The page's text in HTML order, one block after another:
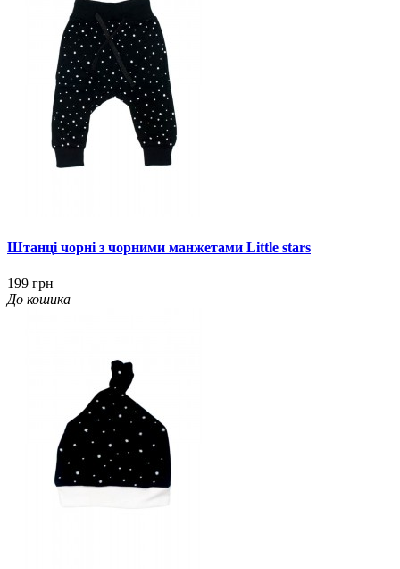
Штанці чорні з чорними манжетами Little stars
199 грн
До кошика